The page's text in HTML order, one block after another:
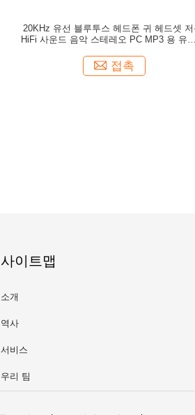
20KHz 유선 블루투스 헤드폰 귀 헤드셋 저
HiFi 사운드 음악 스테레오 PC MP3 용 유연
접촉
사이트맵
소개
역사
서비스
우리 팀